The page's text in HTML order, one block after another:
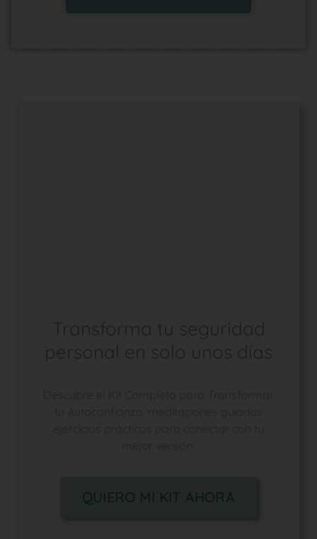
Transforma tu seguridad
personal en solo unos días
QUIERO MI KIT AHORA